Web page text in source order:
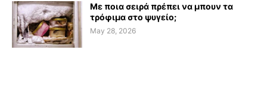
Με ποια σειρά πρέπει να μπουν τα
τρόφιμα στο ψυγείο;
May 28, 2026